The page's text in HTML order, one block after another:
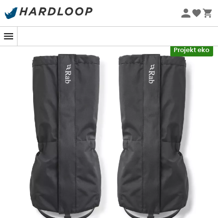
Letnie promocje 🔥 -5% DODATKOWO przy zakupie 2
Projekt eko
Chmury grożą, wiatr się wzmaga, śnieg staje się głębszy,
ale Twoja chęć przygody nie słabnie: to idealny
scenariusz, aby założyćunisexowe stuptuty górskie
Kangri GTX Gaiter
od Rab
. Zaprojektowane z myślą o
najbardziej wymagających terenach, te towarzyszki
wędrówek alpejskich są wzmocnione na
wysokości kostek
, aby sprostać wyzwaniom skał i
raków. Nawet najbardziej kapryśna pogoda nie będzie
miała ostatniego słowa dzięki technologii
Gore-Tex®